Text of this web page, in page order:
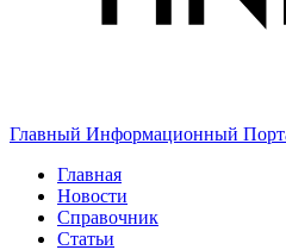
Главный Информационный
Главная
Новости
Справочник
Статьи